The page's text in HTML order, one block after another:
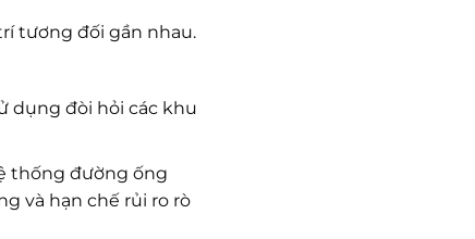
tương đối gần nhau.
dụng đòi hỏi các khu
thống đường ống
và hạn chế rủi ro rò